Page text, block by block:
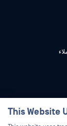
This Website